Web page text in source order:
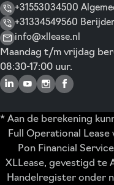
+31553034500
+31334549560
info@xllease.nl
Maandag t/m vrijdag
08:30-17:00 uur.
* Aan de berekening
Full Operational
Pon Financial
XLLease, gevestigd te
Handelregister onder